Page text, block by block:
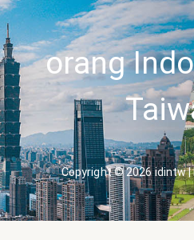
orang
Copyright © 2026 idintw